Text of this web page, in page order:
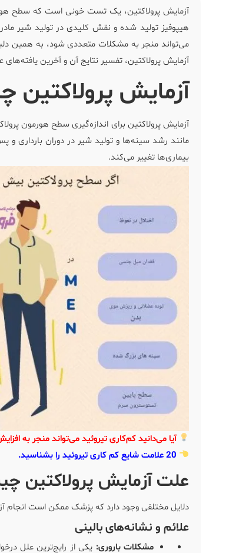
آزمایش پرولاکتین، یک تست خونی است که سطح
هیپوفیز تولید شده و نقش کلیدی در تولید شیر
می‌تواند منجر به مشکلات متعددی شود، به همین
آزمایش پرولاکتین، تفسیر نتایج آن و آخرین
آزمایش
آزمایش پرولاکتین برای اندازه‌گیری سطح هورمون
مانند رشد سینه‌ها و تولید شیر در دوران بارداری و
بیماری‌ها تغییر می‌کند.
آیا می‌دانید کم‌کاری تیروئید می‌تواند منجر به
20 علامت شایع کم کاری تیروئید را بشناسید.
علت آزمایش پرولاکتین
دلایل مختلفی وجود دارد که پزشک ممکن است انجام
علائم و نشانه‌های بالینی
مشکلات باروری: یکی از رایج‌ترین علل